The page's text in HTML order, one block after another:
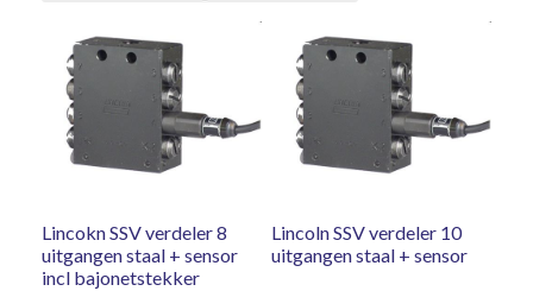
Lincokn SSV verdeler 8
uitgangen staal + sensor
incl bajonetstekker
Lincoln SSV verdeler 10
uitgangen staal + sensor